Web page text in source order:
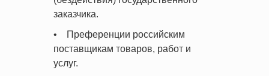
заказчика.
• Преференции российским
поставщикам товаров, работ и
услуг.